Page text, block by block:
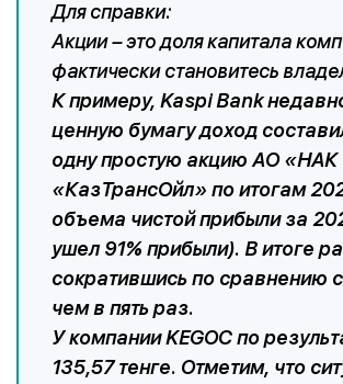
Для справки:
Акции – это доля капитала
фактически становитесь
К примеру, Kaspi Bank
ценную бумагу доход
одну простую акцию АО «НАК
«КазТрансОйл» по итогам
объема чистой прибыли за
ушел 91% прибыли). В итоге
сократившись по сравнению
чем в пять раз.
У компании KEGOC по
135,57 тенге. Отметим, что